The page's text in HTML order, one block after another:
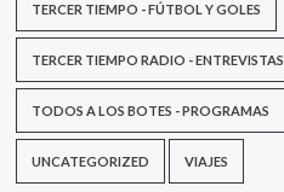
TERCER TIEMPO - FÚTBOL Y GOLES
TERCER TIEMPO RADIO - ENTREVISTAS
TODOS A LOS BOTES - PROGRAMAS
UNCATEGORIZED VIAJES